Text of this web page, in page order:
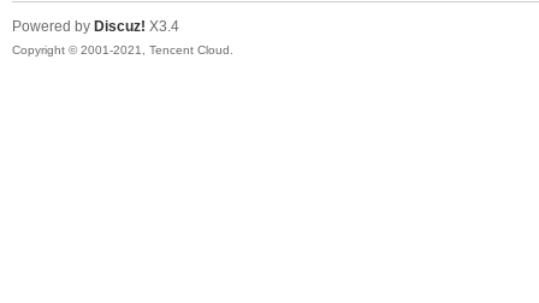
Powered by Discuz! X3.4
Copyright © 2001-2021, Tencent Cloud.